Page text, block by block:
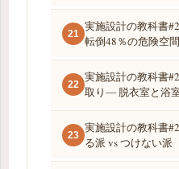
21
実施設計の教科書
転倒48％の危険空間
22
実施設計の教科書
取り― 脱衣室と浴
23
実施設計の教科書
る派 vs つけない派